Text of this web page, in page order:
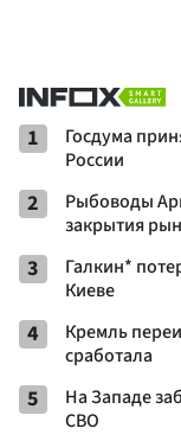
1
Госдума
России
2
Рыбоводы
закрытия
3
Галкин*
Киеве
4
Кремль
сработала
5
На Западе
СВО